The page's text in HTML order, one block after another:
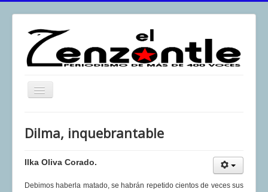
Toggle
El Zenzontle
Resistencia
Análisis
Dilma, inquebrantable
Ilka Oliva Corado.
Debimos haberla matado, se habrán repetido cientos de veces sus